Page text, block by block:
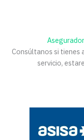
Consúltanos si tienes
servicio,